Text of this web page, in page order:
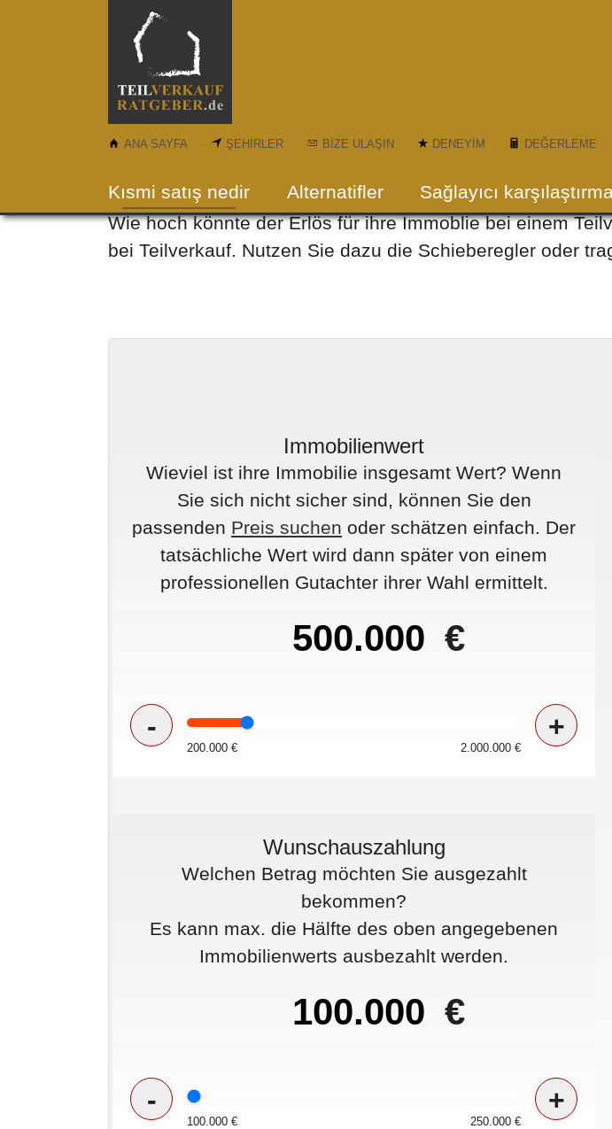
Skip to main content
ANA SAYFA ŞEHIRLER BIZE ULAŞIN DENEYIM DEĞERLEME
Kısmi satış nedir Alternatifler Sağlayıcı
Rechner
Wie hoch könnte der Erlös für ihre Immoblie bei einem
bei Teilverkauf. Nutzen Sie dazu die Schieberegler oder
Immobilienwert
Wieviel ist ihre Immobilie insgesamt Wert? Wenn
Sie sich nicht sicher sind, können Sie den
passenden Preis suchen oder schätzen einfach. Der
tatsächliche Wert wird dann später von einem
professionellen Gutachter ihrer Wahl ermittelt.
€
- +
200.000 € 2.000.000 €
Wunschauszahlung
Welchen Betrag möchten Sie ausgezahlt
bekommen?
Es kann max. die Hälfte des oben angegebenen
Immobilienwerts ausbezahlt werden.
€
- +
100.000 € 250.000 €